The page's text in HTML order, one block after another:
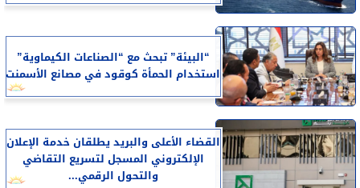
“البيئة” تبحث مع “الصناعات الكيماوية”
استخدام الحمأة كوقود في مصانع الأسمنت
القضاء الأعلى والبريد يطلقان خدمة الإعلان
الإلكتروني المسجل لتسريع التقاضي
والتحول الرقمي...